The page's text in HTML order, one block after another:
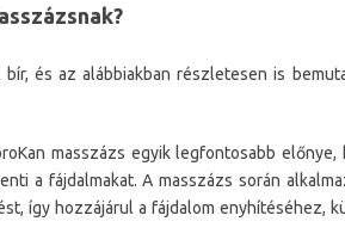
és az alábbiakban részletesen is
masszázs egyik legfontosabb előnye,
a fájdalmakat. A masszázs során
így hozzájárul a fájdalom enyhítéséhez,